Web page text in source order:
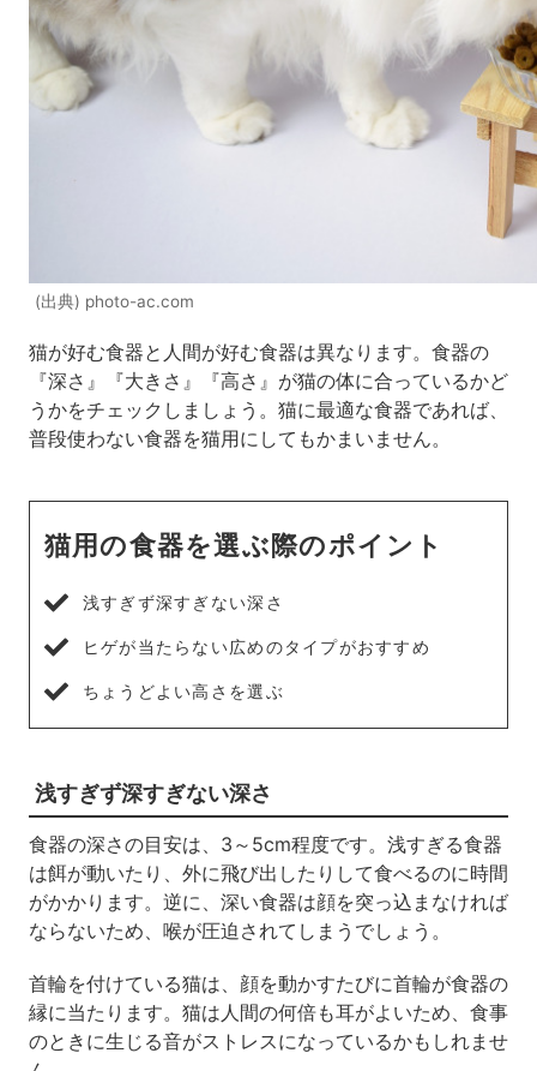
(出典) photo-ac.com
猫が好む食器と人間が好む食器は異なります。食器の
『深さ』『大きさ』『高さ』が猫の体に合っているかど
うかをチェックしましょう。猫に最適な食器であれば、
普段使わない食器を猫用にしてもかまいません。
猫用の食器を選ぶ際のポイント
浅すぎず深すぎない深さ
ヒゲが当たらない広めのタイプがおすすめ
ちょうどよい高さを選ぶ
浅すぎず深すぎない深さ
食器の深さの目安は、3～5cm程度です。浅すぎる食器
は餌が動いたり、外に飛び出したりして食べるのに時間
がかかります。逆に、深い食器は顔を突っ込まなければ
ならないため、喉が圧迫されてしまうでしょう。
首輪を付けている猫は、顔を動かすたびに首輪が食器の
縁に当たります。猫は人間の何倍も耳がよいため、食事
のときに生じる音がストレスになっているかもしれませ